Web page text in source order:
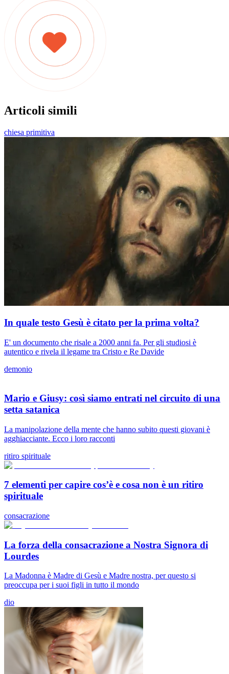
Articoli simili
chiesa primitiva
In quale testo Gesù è citato per la prima volta?
E' un documento che risale a 2000 anni fa. Per gli studiosi è
autentico e rivela il legame tra Cristo e Re Davide
demonio
Mario e Giusy: così siamo entrati nel circuito di una
setta satanica
La manipolazione della mente che hanno subito questi giovani è
agghiacciante. Ecco i loro racconti
ritiro spirituale
7 elementi per capire cos’è e cosa non è un ritiro
spirituale
consacrazione
La forza della consacrazione a Nostra Signora di
Lourdes
La Madonna è Madre di Gesù e Madre nostra, per questo si
preoccupa per i suoi figli in tutto il mondo
dio